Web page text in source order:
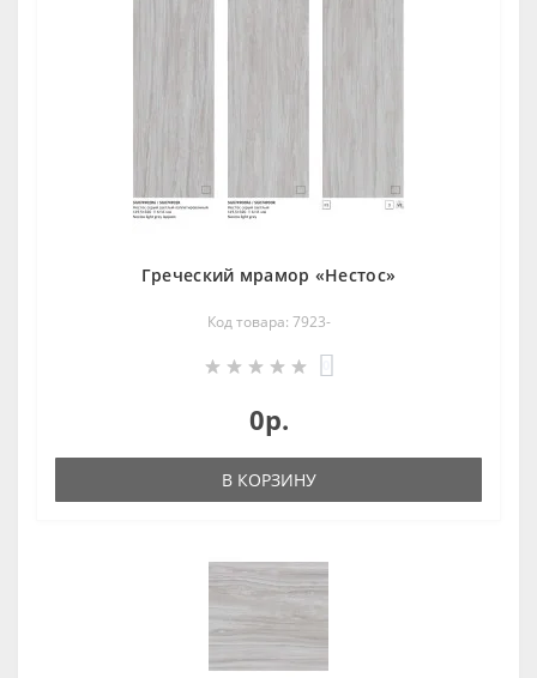
Греческий мрамор «Нестос»
Код товара: 7923-
0р.
В КОРЗИНУ